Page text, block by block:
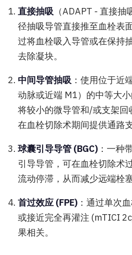
直接抽吸 （ADAPT - 直接
径抽吸导管直接推至血栓表
过将血栓吸入导管或在保持
去除凝块。
中间导管抽吸 ：使用位于近
动脉或近端 M1）的中等大
将较小的微导管和/或支架回
在血栓切除术期间提供通路
球囊引导导管 (BGC) ：一种
引导导管，可在血栓切除术
流动停滞，从而减少远端栓
首过效应 (FPE) ：通过单次
或接近完全再灌注 (mTICI
果相关。